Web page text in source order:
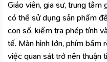
Giáo viên, gia sư, trung
có thể sử dụng sản phẩm
con số, kiểm tra phép tính
tế. Màn hình lớn, phím bấm
việc quan sát trở nên thuận